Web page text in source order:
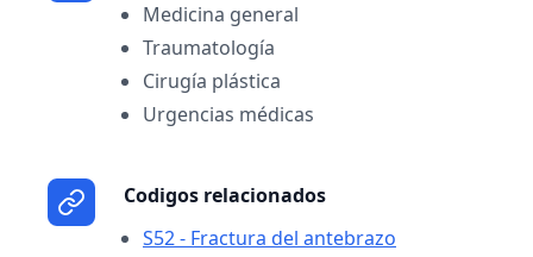
Medicina general
Traumatología
Cirugía plástica
Urgencias médicas
Codigos relacionados
S52 - Fractura del antebrazo